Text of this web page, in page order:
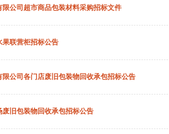
限公司超市商品包装材料采购招标文件
果联营柜招标公告
限公司各门店废旧包装物回收承包招标公告
废旧包装物回收承包招标公告